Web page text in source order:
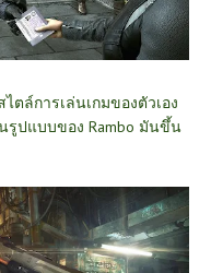
ล์การเล่นเกมของตัวเอง
รูปแบบของ Rambo มันขึ้น